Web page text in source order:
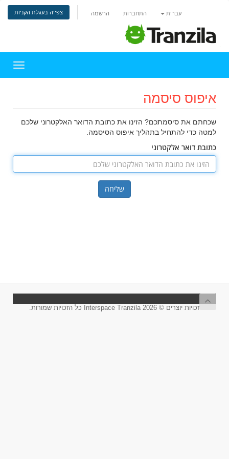
עברית התחברות הרשמה צפייה בעגלת הקניות
איפוס סיסמה
שכחתם את סיסמתכם? הזינו את כתובת הדואר האלקטרוני שלכם
למטה כדי להתחיל בתהליך איפוס הסיסמה.
כתובת דואר אלקטרוני
שליחה
זכויות יוצרים © 2026 Interspace Tranzila כל הזכויות שמורות.